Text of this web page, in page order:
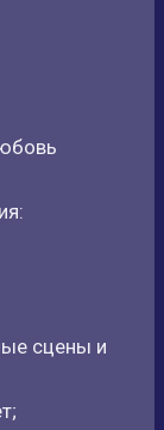
сцены и